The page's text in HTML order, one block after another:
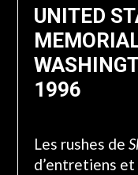
UNITED
1996
Les rushes de
d’entretiens